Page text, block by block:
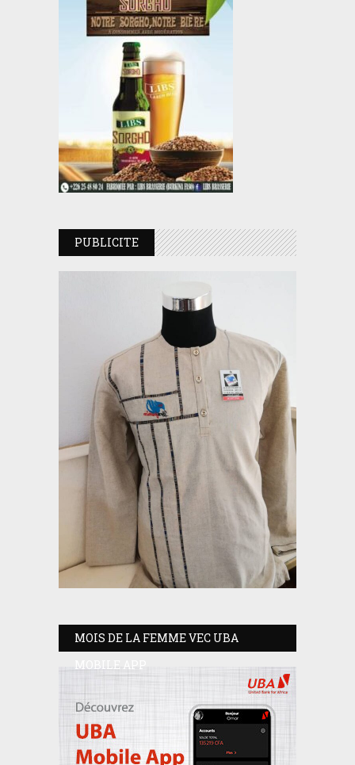
PUBLICITE
MOIS DE LA FEMME VEC UBA
MOBILE APP